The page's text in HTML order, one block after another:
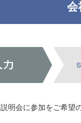
会
説明会に参加をご希望